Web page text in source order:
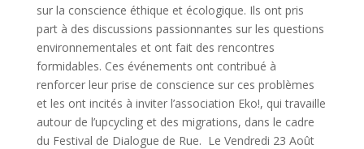
sur la conscience éthique et écologique. Ils ont pris
part à des discussions passionnantes sur les questions
environnementales et ont fait des rencontres
formidables. Ces événements ont contribué à
renforcer leur prise de conscience sur ces problèmes
et les ont incités à inviter l’association Eko!, qui travaille
autour de l’upcycling et des migrations, dans le cadre
du Festival de Dialogue de Rue. Le Vendredi 23 Août